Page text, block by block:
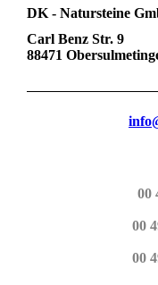
DK - Natursteine
Carl Benz Str. 9
88471
00
00
00